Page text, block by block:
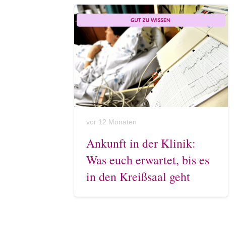
vor 12 Monaten
Ankunft in der Klinik:
Was euch erwartet, bis es
in den Kreißsaal geht